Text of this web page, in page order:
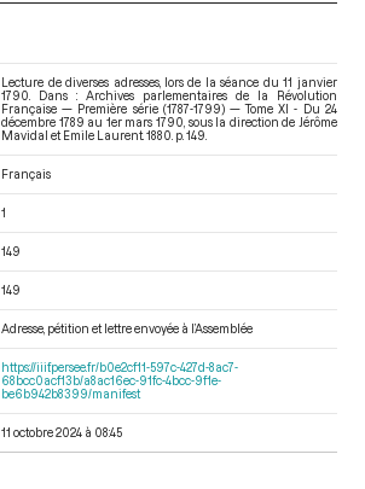
Lecture de diverses adresses, lors de la séance du 11 janvier
1790. Dans : Archives parlementaires de la Révolution
Française — Première série (1787-1799) — Tome XI - Du 24
décembre 1789 au 1er mars 1790 , sous la direction de Jérôme
Mavidal et Emile Laurent. 1880. p. 149.
Français
1
149
149
Adresse, pétition et lettre envoyée à l’Assemblée
https://iiif.persee.fr/b0e2cf11-597c-427d-8ac7-
68bcc0acf13b/a8ac16ec-91fc-4bcc-9f1e-
be6b942b8399/manifest
11 octobre 2024 à 08:45